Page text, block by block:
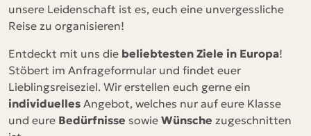
unsere Leidenschaft ist es, euch eine unvergessliche
Reise zu organisieren!
Entdeckt mit uns die beliebtesten Ziele in Europa!
Stöbert im Anfrageformular und findet euer
Lieblingsreiseziel. Wir erstellen euch gerne ein
individuelles Angebot, welches nur auf eure Klasse
und eure Bedürfnisse sowie Wünsche zugeschnitten